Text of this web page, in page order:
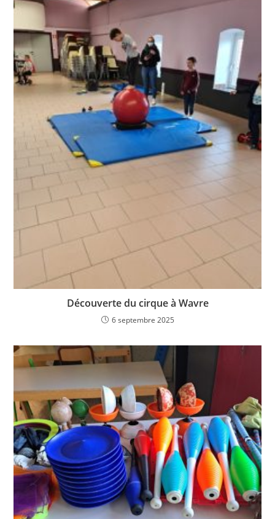
Découverte du cirque à Wavre
6 septembre 2025